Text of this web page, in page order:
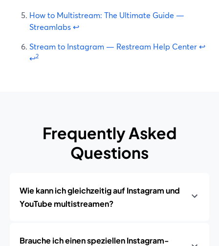
How to Multistream: The Ultimate Guide —
Streamlabs↩
Stream to Instagram — Restream Help Center↩
↩2
Frequently Asked
Questions
Wie kann ich gleichzeitig auf Instagram und
YouTube multistreamen?
Brauche ich einen speziellen Instagram-